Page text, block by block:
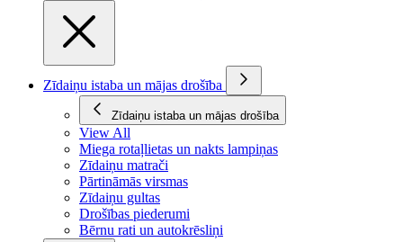
Zīdaiņu istaba un mājas drošība
Zīdaiņu istaba un mājas drošība
View All
Miega rotaļlietas un nakts lampiņas
Zīdaiņu matrači
Pārtināmās virsmas
Zīdaiņu gultas
Drošības piederumi
Bērnu rati un autokrēsliņi